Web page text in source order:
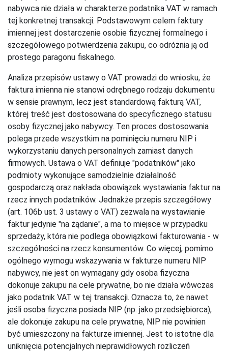
nabywca nie działa w charakterze podatnika VAT w ramach
tej konkretnej transakcji. Podstawowym celem faktury
imiennej jest dostarczenie osobie fizycznej formalnego i
szczegółowego potwierdzenia zakupu, co odróżnia ją od
prostego paragonu fiskalnego.
Analiza przepisów ustawy o VAT prowadzi do wniosku, że
faktura imienna nie stanowi odrębnego rodzaju dokumentu
w sensie prawnym, lecz jest standardową fakturą VAT,
której treść jest dostosowana do specyficznego statusu
osoby fizycznej jako nabywcy. Ten proces dostosowania
polega przede wszystkim na pominięciu numeru NIP i
wykorzystaniu danych personalnych zamiast danych
firmowych. Ustawa o VAT definiuje "podatników" jako
podmioty wykonujące samodzielnie działalność
gospodarczą oraz nakłada obowiązek wystawiania faktur na
rzecz innych podatników. Jednakże przepis szczegółowy
(art. 106b ust. 3 ustawy o VAT) zezwala na wystawianie
faktur jedynie "na żądanie", a ma to miejsce w przypadku
sprzedaży, która nie podlega obowiązkowi fakturowania - w
szczególności na rzecz konsumentów. Co więcej, pomimo
ogólnego wymogu wskazywania w fakturze numeru NIP
nabywcy, nie jest on wymagany gdy osoba fizyczna
dokonuje zakupu na cele prywatne, bo nie działa wówczas
jako podatnik VAT w tej transakcji. Oznacza to, że nawet
jeśli osoba fizyczna posiada NIP (np. jako przedsiębiorca),
ale dokonuje zakupu na cele prywatne, NIP nie powinien
być umieszczony na fakturze imiennej. Jest to istotne dla
uniknięcia potencjalnych nieprawidłowych rozliczeń